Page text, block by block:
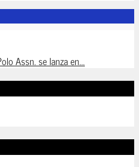
Assn. se lanza en...